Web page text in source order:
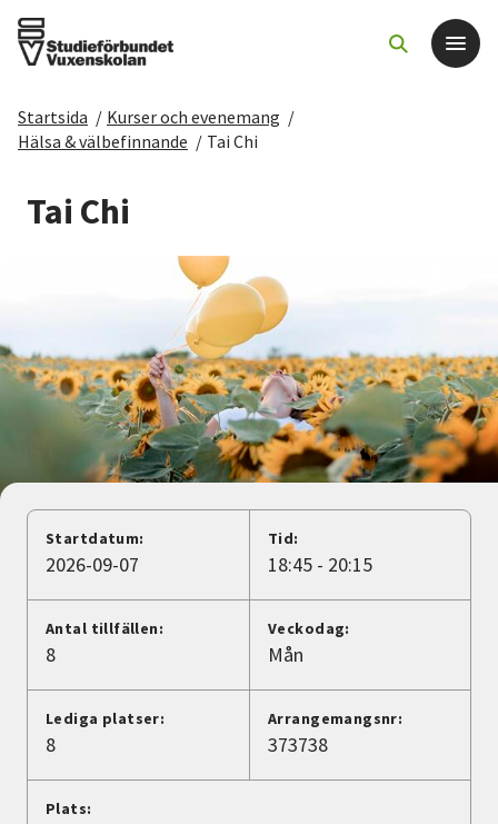
Det här gör vi
För dig som
Sök kurser och evenemang
Starta studiecirkel
Cirkelledare
Nyheter
Avdelningar
Lyssna
Startsida / Kurser och evenemang /
Hälsa & välbefinnande / Tai Chi
Tai Chi
Startdatum:
2026-09-07
Tid:
18:45 - 20:15
Antal tillfällen:
8
Veckodag:
Mån
Lediga platser:
8
Arrangemangsnr:
373738
Plats: